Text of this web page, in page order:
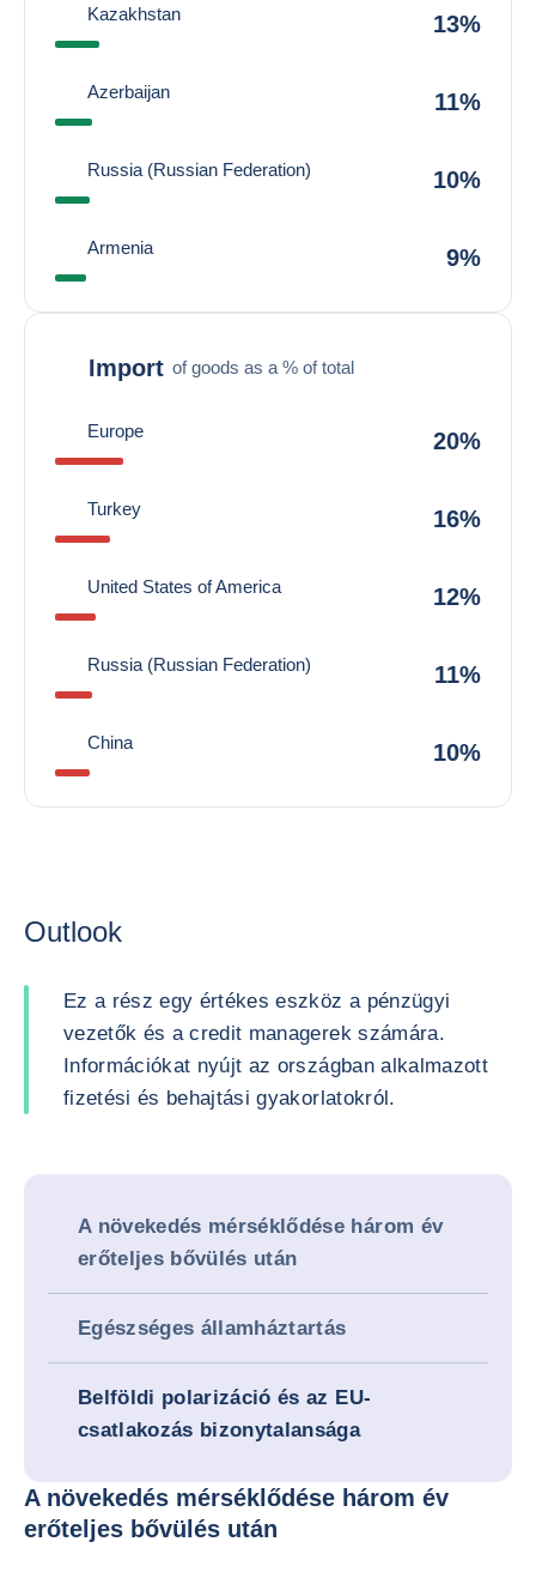
Kazakhstan 13%
Azerbaijan 11%
Russia (Russian Federation) 10%
Armenia 9%
Import of goods as a % of total
Europe 20%
Turkey 16%
United States of America 12%
Russia (Russian Federation) 11%
China 10%
Outlook
Ez a rész egy értékes eszköz a pénzügyi
vezetők és a credit managerek számára.
Információkat nyújt az országban alkalmazott
fizetési és behajtási gyakorlatokról.
A növekedés mérséklődése három év
erőteljes bővülés után
Egészséges államháztartás
Belföldi polarizáció és az EU-
csatlakozás bizonytalansága
A növekedés mérséklődése három év
erőteljes bővülés után